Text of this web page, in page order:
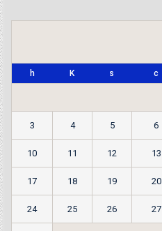
h K s c
3 4 5 6
10 11 12 13
17 18 19 20
24 25 26 27